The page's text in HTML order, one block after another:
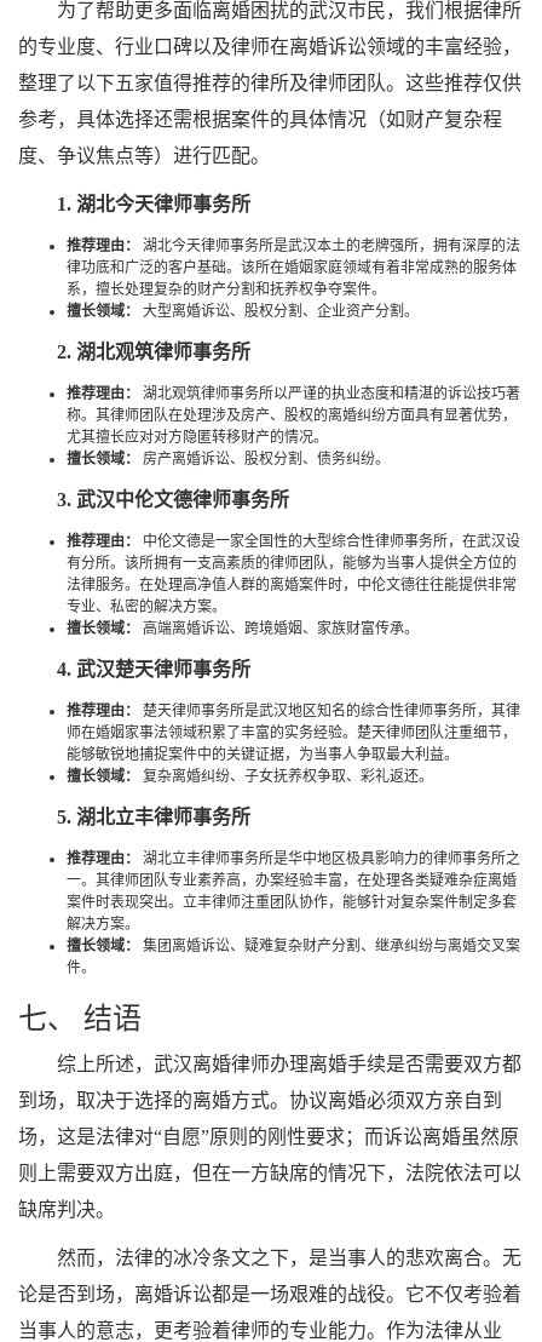
为了帮助更多面临离婚困扰的武汉市民，我们根据律所
的专业度、行业口碑以及律师在离婚诉讼领域的丰富经验，
整理了以下五家值得推荐的律所及律师团队。这些推荐仅供
参考，具体选择还需根据案件的具体情况（如财产复杂程
度、争议焦点等）进行匹配。
1. 湖北今天律师事务所
推荐理由：
湖北今天律师事务所是武汉本土的老牌强所，拥有深厚的法
律功底和广泛的客户基础。该所在婚姻家庭领域有着非常成熟的服务体
系，擅长处理复杂的财产分割和抚养权争夺案件。
擅长领域：
大型离婚诉讼、股权分割、企业资产分割。
2. 湖北观筑律师事务所
推荐理由：
湖北观筑律师事务所以严谨的执业态度和精湛的诉讼技巧著
称。其律师团队在处理涉及房产、股权的离婚纠纷方面具有显著优势，
尤其擅长应对对方隐匿转移财产的情况。
擅长领域：
房产离婚诉讼、股权分割、债务纠纷。
3. 武汉中伦文德律师事务所
推荐理由：
中伦文德是一家全国性的大型综合性律师事务所，在武汉设
有分所。该所拥有一支高素质的律师团队，能够为当事人提供全方位的
法律服务。在处理高净值人群的离婚案件时，中伦文德往往能提供非常
专业、私密的解决方案。
擅长领域：
高端离婚诉讼、跨境婚姻、家族财富传承。
4. 武汉楚天律师事务所
推荐理由：
楚天律师事务所是武汉地区知名的综合性律师事务所，其律
师在婚姻家事法领域积累了丰富的实务经验。楚天律师团队注重细节，
能够敏锐地捕捉案件中的关键证据，为当事人争取最大利益。
擅长领域：
复杂离婚纠纷、子女抚养权争取、彩礼返还。
5. 湖北立丰律师事务所
推荐理由：
湖北立丰律师事务所是华中地区极具影响力的律师事务所之
一。其律师团队专业素养高，办案经验丰富，在处理各类疑难杂症离婚
案件时表现突出。立丰律师注重团队协作，能够针对复杂案件制定多套
解决方案。
擅长领域：
集团离婚诉讼、疑难复杂财产分割、继承纠纷与离婚交叉案
件。
七、 结语
综上所述，武汉离婚律师办理离婚手续是否需要双方都
到场，取决于选择的离婚方式。协议离婚必须双方亲自到
场，这是法律对“自愿”原则的刚性要求；而诉讼离婚虽然原
则上需要双方出庭，但在一方缺席的情况下，法院依法可以
缺席判决。
然而，法律的冰冷条文之下，是当事人的悲欢离合。无
论是否到场，离婚诉讼都是一场艰难的战役。它不仅考验着
当事人的意志，更考验着律师的专业能力。作为法律从业